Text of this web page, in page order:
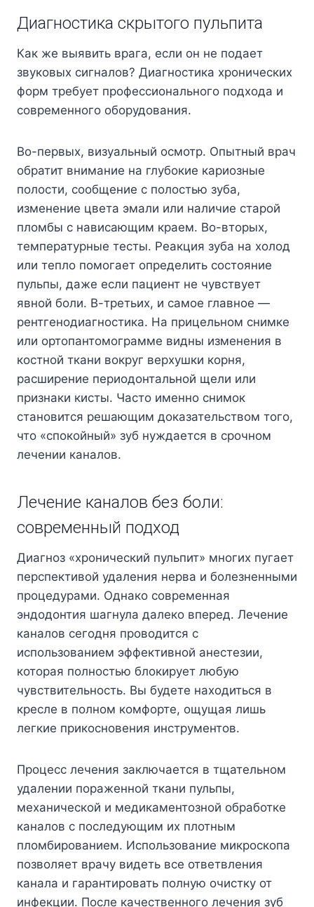
Диагностика скрытого пульпита
Как же выявить врага, если он не подает
звуковых сигналов? Диагностика хронических
форм требует профессионального подхода и
современного оборудования.
Во-первых, визуальный осмотр. Опытный врач
обратит внимание на глубокие кариозные
полости, сообщение с полостью зуба,
изменение цвета эмали или наличие старой
пломбы с нависающим краем. Во-вторых,
температурные тесты. Реакция зуба на холод
или тепло помогает определить состояние
пульпы, даже если пациент не чувствует
явной боли. В-третьих, и самое главное —
рентгенодиагностика. На прицельном снимке
или ортопантомограмме видны изменения в
костной ткани вокруг верхушки корня,
расширение периодонтальной щели или
признаки кисты. Часто именно снимок
становится решающим доказательством того,
что «спокойный» зуб нуждается в срочном
лечении каналов.
Лечение каналов без боли:
современный подход
Диагноз «хронический пульпит» многих пугает
перспективой удаления нерва и болезненными
процедурами. Однако современная
эндодонтия шагнула далеко вперед. Лечение
каналов сегодня проводится с
использованием эффективной анестезии,
которая полностью блокирует любую
чувствительность. Вы будете находиться в
кресле в полном комфорте, ощущая лишь
легкие прикосновения инструментов.
Процесс лечения заключается в тщательном
удалении пораженной ткани пульпы,
механической и медикаментозной обработке
каналов с последующим их плотным
пломбированием. Использование микроскопа
позволяет врачу видеть все ответвления
канала и гарантировать полную очистку от
инфекции. После качественного лечения зуб